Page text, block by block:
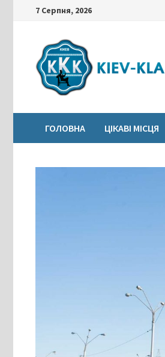
7 Серпня, 2026
ГОЛОВНА ЦІКАВІ МІСЦЯ